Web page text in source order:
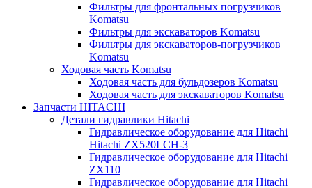
Фильтры для фронтальных погрузчиков
Komatsu
Фильтры для экскаваторов Komatsu
Фильтры для экскаваторов-погрузчиков
Komatsu
Ходовая часть Komatsu
Ходовая часть для бульдозеров Komatsu
Ходовая часть для экскаваторов Komatsu
Запчасти HITACHI
Детали гидравлики Hitachi
Гидравлическое оборудование для Hitachi
Hitachi ZX520LCH-3
Гидравлическое оборудование для Hitachi
ZX110
Гидравлическое оборудование для Hitachi